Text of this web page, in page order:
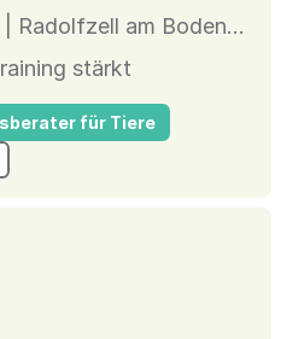
| Radolfzell am Bodensee |
stärkt
für Tiere